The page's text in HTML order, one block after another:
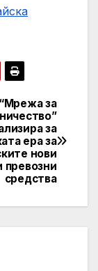
за
за
ера за
нови
превозни
средства